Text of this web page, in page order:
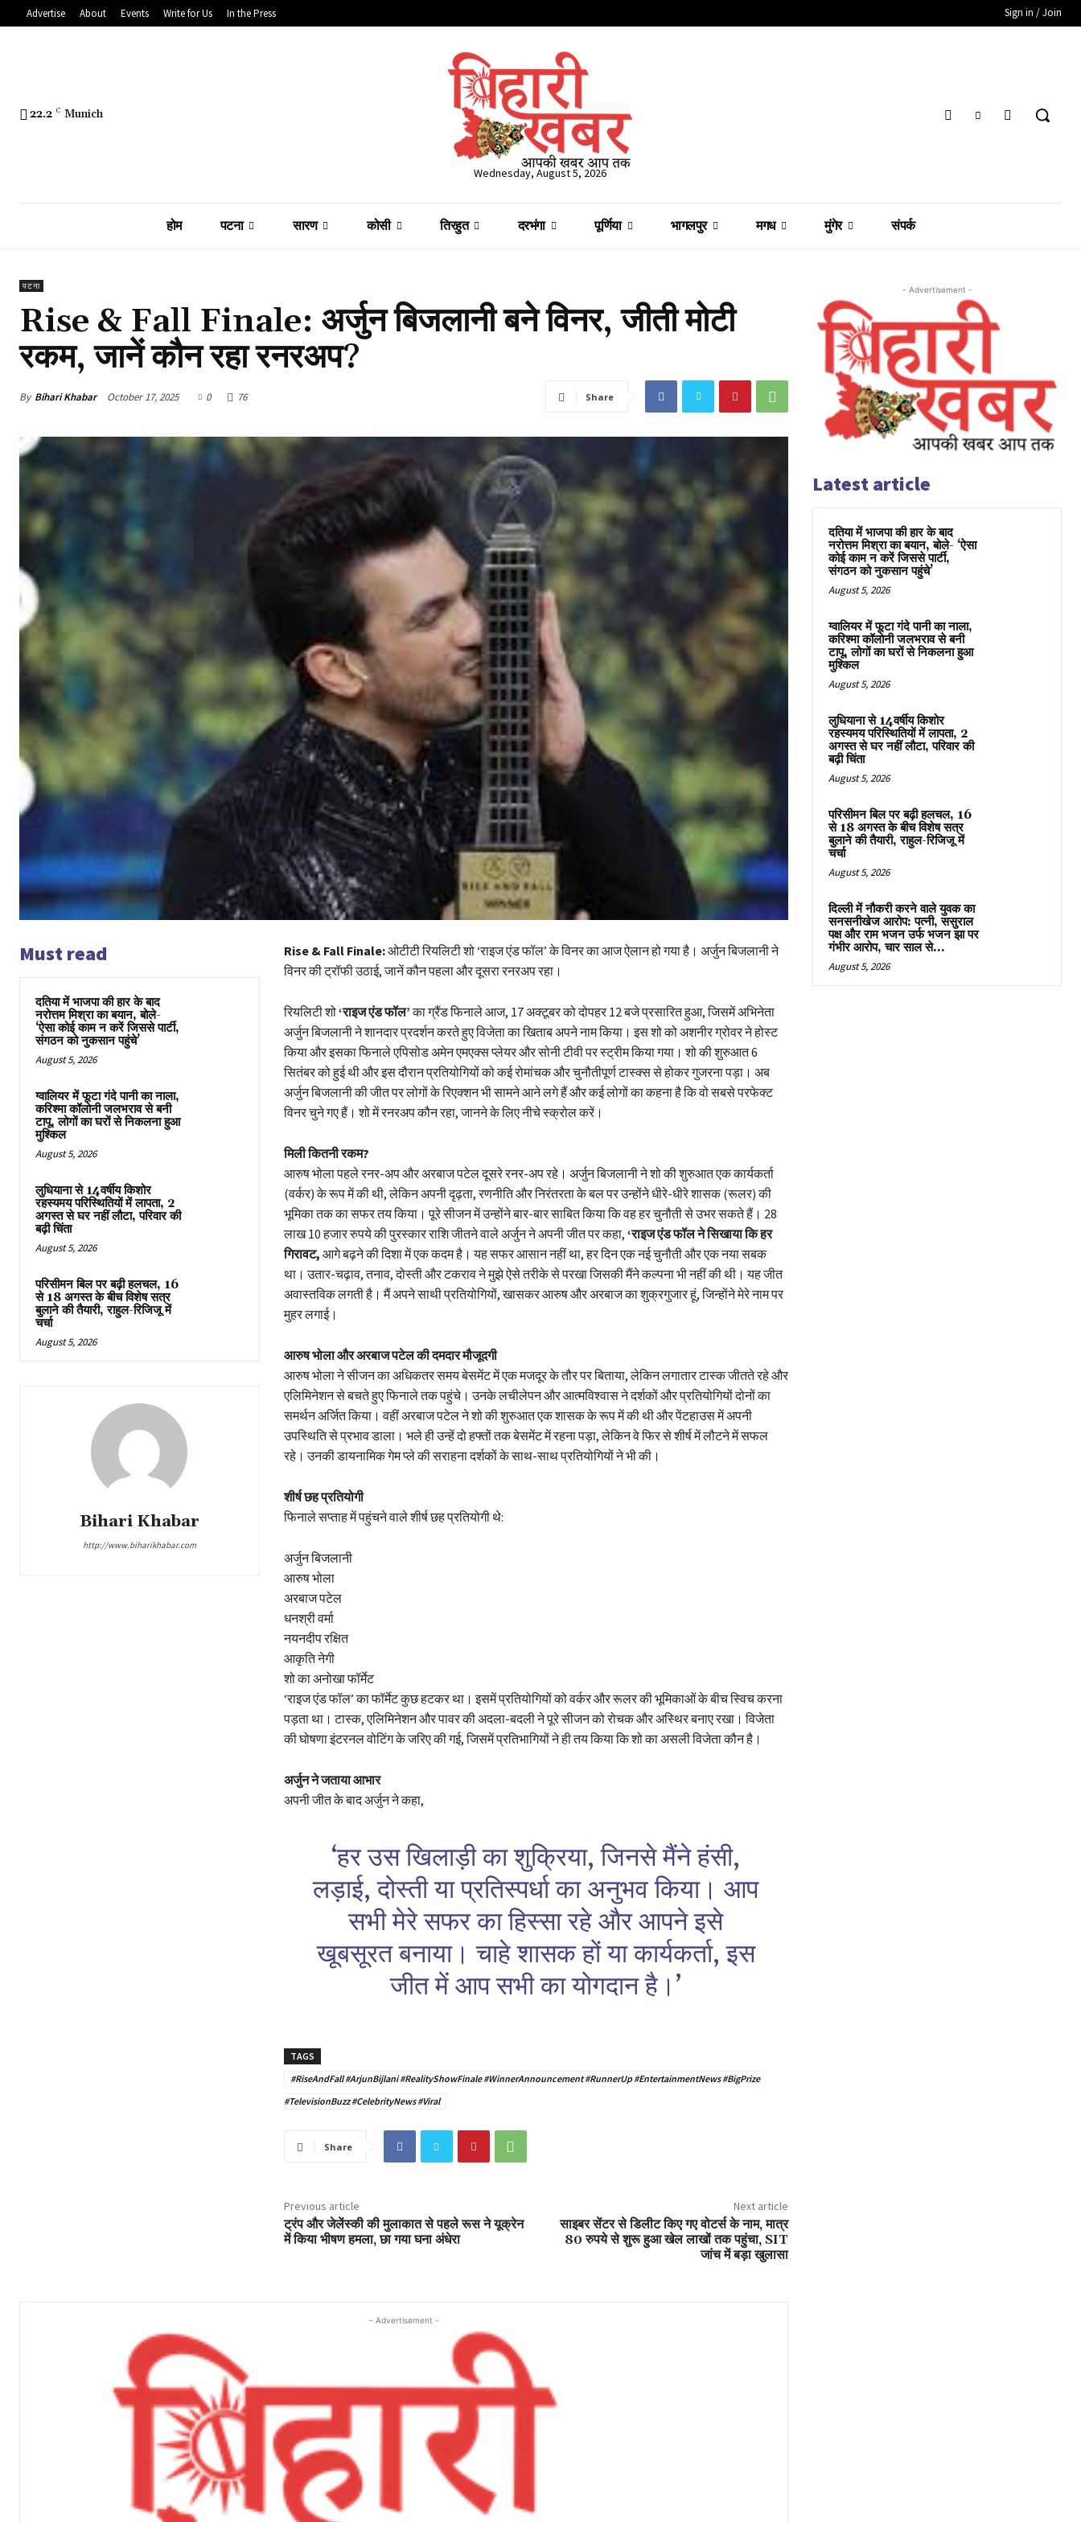
Advertise About Events Write for Us In the Press Sign in / Join
22.2 C Munich
Wednesday, August 5, 2026
होम पटना सारण कोसी तिरहुत दरभंगा पूर्णिया भागलपुर मगध मुंगेर संपर्क
पटना
Rise & Fall Finale: अर्जुन बिजलानी बने विनर, जीती मोटी
रकम, जानें कौन रहा रनरअप?
By Bihari Khabar October 17, 2025 0 76 Share
Must read
दतिया में भाजपा की हार के बाद
नरोत्तम मिश्रा का बयान, बोले-
‘ऐसा कोई काम न करें जिससे पार्टी,
संगठन को नुकसान पहुंचे’
August 5, 2026
ग्वालियर में फूटा गंदे पानी का नाला,
करिश्मा कॉलोनी जलभराव से बनी
टापू, लोगों का घरों से निकलना हुआ
मुश्किल
August 5, 2026
लुधियाना से 14वर्षीय किशोर
रहस्यमय परिस्थितियों में लापता, 2
अगस्त से घर नहीं लौटा, परिवार की
बढ़ी चिंता
August 5, 2026
परिसीमन बिल पर बढ़ी हलचल, 16
से 18 अगस्त के बीच विशेष सत्र
बुलाने की तैयारी, राहुल-रिजिजू में
चर्चा
August 5, 2026
Bihari Khabar
http://www.biharikhabar.com
Rise & Fall Finale:ओटीटी रियलिटी शो ‘राइज एंड फॉल’ के विनर का आज ऐलान हो गया है। अर्जुन बिजलानी ने
विनर की ट्रॉफी उठाई, जानें कौन पहला और दूसरा रनरअप रहा।
रियलिटी शो‘राइज एंड फॉल’का ग्रैंड फिनाले आज, 17 अक्टूबर को दोपहर 12 बजे प्रसारित हुआ, जिसमें अभिनेता
अर्जुन बिजलानी ने शानदार प्रदर्शन करते हुए विजेता का खिताब अपने नाम किया। इस शो को अशनीर ग्रोवर ने होस्ट
किया और इसका फिनाले एपिसोड अमेन एमएक्स प्लेयर और सोनी टीवी पर स्ट्रीम किया गया। शो की शुरुआत 6
सितंबर को हुई थी और इस दौरान प्रतियोगियों को कई रोमांचक और चुनौतीपूर्ण टास्क्स से होकर गुजरना पड़ा। अब
अर्जुन बिजलानी की जीत पर लोगों के रिएक्शन भी सामने आने लगे हैं और कई लोगों का कहना है कि वो सबसे परफेक्ट
विनर चुने गए हैं। शो में रनरअप कौन रहा, जानने के लिए नीचे स्क्रोल करें।
मिली कितनी रकम?
आरुष भोला पहले रनर-अप और अरबाज पटेल दूसरे रनर-अप रहे। अर्जुन बिजलानी ने शो की शुरुआत एक कार्यकर्ता
(वर्कर) के रूप में की थी, लेकिन अपनी दृढ़ता, रणनीति और निरंतरता के बल पर उन्होंने धीरे-धीरे शासक (रूलर) की
भूमिका तक का सफर तय किया। पूरे सीजन में उन्होंने बार-बार साबित किया कि वह हर चुनौती से उभर सकते हैं। 28
लाख 10 हजार रुपये की पुरस्कार राशि जीतने वाले अर्जुन ने अपनी जीत पर कहा, ‘राइज एंड फॉल ने सिखाया कि हर
गिरावट, आगे बढ़ने की दिशा में एक कदम है। यह सफर आसान नहीं था, हर दिन एक नई चुनौती और एक नया सबक
था। उतार-चढ़ाव, तनाव, दोस्ती और टकराव ने मुझे ऐसे तरीके से परखा जिसकी मैंने कल्पना भी नहीं की थी। यह जीत
अवास्तविक लगती है। मैं अपने साथी प्रतियोगियों, खासकर आरुष और अरबाज का शुक्रगुजार हूं, जिन्होंने मेरे नाम पर
मुहर लगाई।
आरुष भोला और अरबाज पटेल की दमदार मौजूदगी
आरुष भोला ने सीजन का अधिकतर समय बेसमेंट में एक मजदूर के तौर पर बिताया, लेकिन लगातार टास्क जीतते रहे और
एलिमिनेशन से बचते हुए फिनाले तक पहुंचे। उनके लचीलेपन और आत्मविश्वास ने दर्शकों और प्रतियोगियों दोनों का
समर्थन अर्जित किया। वहीं अरबाज पटेल ने शो की शुरुआत एक शासक के रूप में की थी और पेंटहाउस में अपनी
उपस्थिति से प्रभाव डाला। भले ही उन्हें दो हफ्तों तक बेसमेंट में रहना पड़ा, लेकिन वे फिर से शीर्ष में लौटने में सफल
रहे। उनकी डायनामिक गेम प्ले की सराहना दर्शकों के साथ-साथ प्रतियोगियों ने भी की।
शीर्ष छह प्रतियोगी
फिनाले सप्ताह में पहुंचने वाले शीर्ष छह प्रतियोगी थे:
अर्जुन बिजलानी
आरुष भोला
अरबाज पटेल
धनश्री वर्मा
नयनदीप रक्षित
आकृति नेगी
शो का अनोखा फॉर्मेट
‘राइज एंड फॉल’ का फॉर्मेट कुछ हटकर था। इसमें प्रतियोगियों को वर्कर और रूलर की भूमिकाओं के बीच स्विच करना
पड़ता था। टास्क, एलिमिनेशन और पावर की अदला-बदली ने पूरे सीजन को रोचक और अस्थिर बनाए रखा। विजेता
की घोषणा इंटरनल वोटिंग के जरिए की गई, जिसमें प्रतिभागियों ने ही तय किया कि शो का असली विजेता कौन है।
अर्जुन ने जताया आभार
अपनी जीत के बाद अर्जुन ने कहा,
‘हर उस खिलाड़ी का शुक्रिया, जिनसे मैंने हंसी,
लड़ाई, दोस्ती या प्रतिस्पर्धा का अनुभव किया। आप
सभी मेरे सफर का हिस्सा रहे और आपने इसे
खूबसूरत बनाया। चाहे शासक हों या कार्यकर्ता, इस
जीत में आप सभी का योगदान है।’
TAGS
#RiseAndFall #ArjunBijlani #RealityShowFinale #WinnerAnnouncement #RunnerUp #EntertainmentNews #BigPrize
#TelevisionBuzz #CelebrityNews #Viral
Share
Previous article
ट्रंप और जेलेंस्की की मुलाकात से पहले रूस ने यूक्रेन
में किया भीषण हमला, छा गया घना अंधेरा
Next article
साइबर सेंटर से डिलीट किए गए वोटर्स के नाम, मात्र
80 रुपये से शुरू हुआ खेल लाखों तक पहुंचा, SIT
जांच में बड़ा खुलासा
- Advertisement -
- Advertisement -
Latest article
दतिया में भाजपा की हार के बाद
नरोत्तम मिश्रा का बयान, बोले- ‘ऐसा
कोई काम न करें जिससे पार्टी,
संगठन को नुकसान पहुंचे’
August 5, 2026
ग्वालियर में फूटा गंदे पानी का नाला,
करिश्मा कॉलोनी जलभराव से बनी
टापू, लोगों का घरों से निकलना हुआ
मुश्किल
August 5, 2026
लुधियाना से 14वर्षीय किशोर
रहस्यमय परिस्थितियों में लापता, 2
अगस्त से घर नहीं लौटा, परिवार की
बढ़ी चिंता
August 5, 2026
परिसीमन बिल पर बढ़ी हलचल, 16
से 18 अगस्त के बीच विशेष सत्र
बुलाने की तैयारी, राहुल-रिजिजू में
चर्चा
August 5, 2026
दिल्ली में नौकरी करने वाले युवक का
सनसनीखेज आरोप: पत्नी, ससुराल
पक्ष और राम भजन उर्फ भजन झा पर
गंभीर आरोप, चार साल से...
August 5, 2026